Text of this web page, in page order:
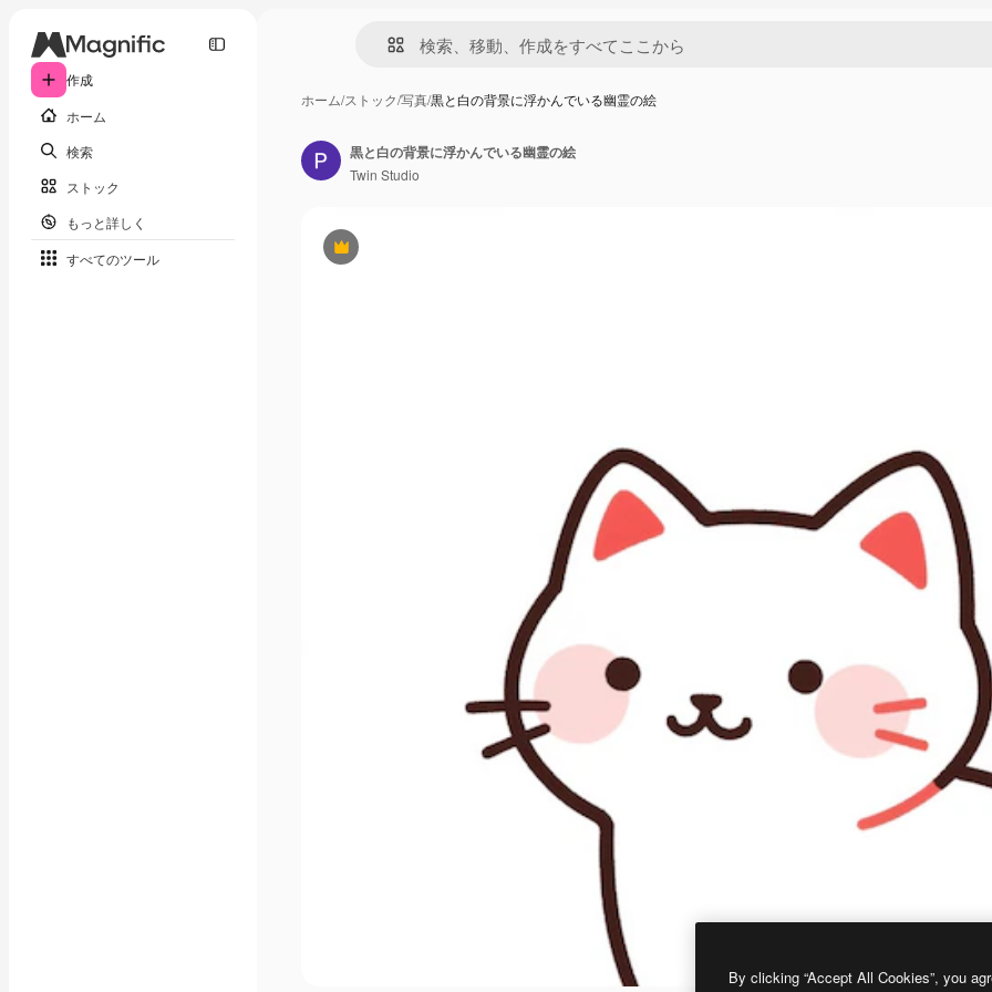
作成
ホーム
検索
ストック
もっと詳しく
すべてのツール
ホーム/ストック/写真/黒と白の背景に浮かんでいる幽霊の絵
Premium
黒と白の背景に浮かんでいる幽霊の絵
Twin Studio
By clicking “Accept All Cookies”, you